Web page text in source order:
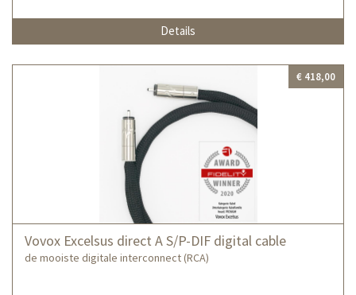
Details
Vovox Excelsus direct A S/P-DIF digital cable
de mooiste digitale interconnect (RCA)
€ 418,00